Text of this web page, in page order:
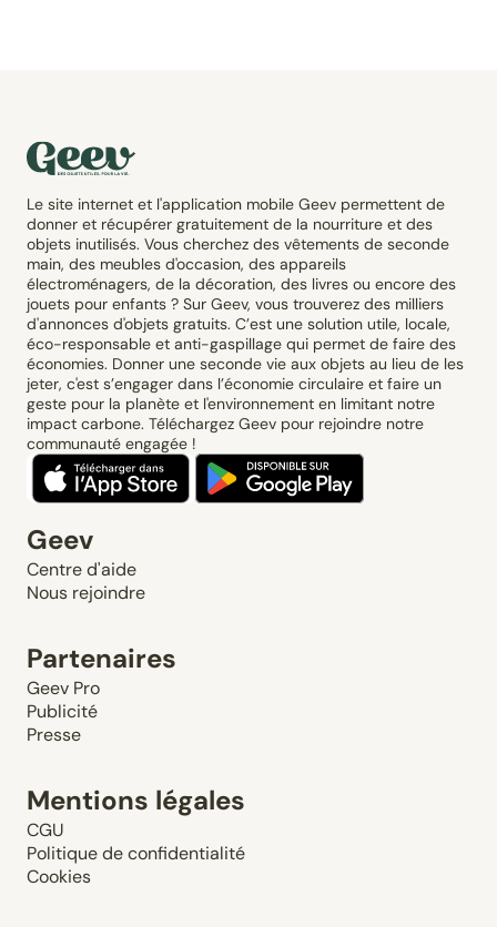
Le site internet et l'application mobile Geev permettent de
donner et récupérer gratuitement de la nourriture et des
objets inutilisés. Vous cherchez des vêtements de seconde
main, des meubles d'occasion, des appareils
électroménagers, de la décoration, des livres ou encore des
jouets pour enfants ? Sur Geev, vous trouverez des milliers
d'annonces d'objets gratuits. C’est une solution utile, locale,
éco-responsable et anti-gaspillage qui permet de faire des
économies. Donner une seconde vie aux objets au lieu de les
jeter, c'est s’engager dans l’économie circulaire et faire un
geste pour la planète et l'environnement en limitant notre
impact carbone. Téléchargez Geev pour rejoindre notre
communauté engagée !
Geev
Centre d'aide
Nous rejoindre
Partenaires
Geev Pro
Publicité
Presse
Mentions légales
CGU
Politique de confidentialité
Cookies